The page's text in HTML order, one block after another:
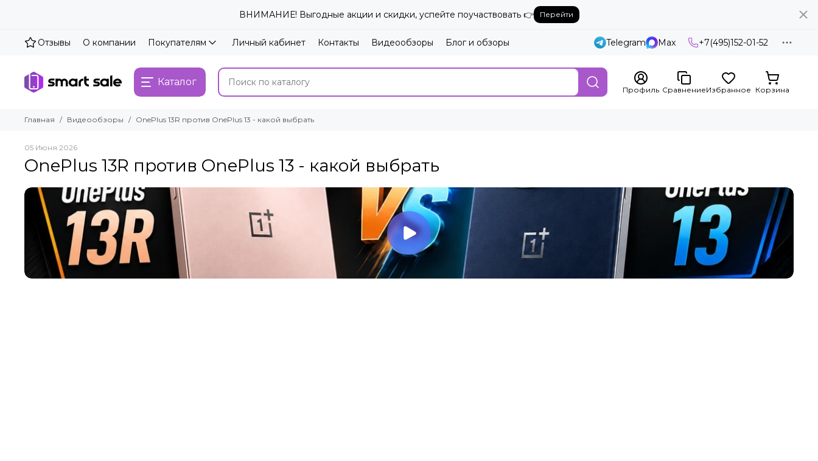
ВНИМАНИЕ! Выгодные акции и скидки, успейте поучаствовать 👉 Перейти
Отзывы О компании Покупателям Личный кабинет Контакты Видеообзоры Блог и обзоры Telegram Max +7(495)152-01-52
Каталог
Профиль СравнениеИзбранное Корзина
Главная Видеообзоры OnePlus 13R против OnePlus 13 - какой выбрать
05 Июня 2026
OnePlus 13R против OnePlus 13 - какой выбрать